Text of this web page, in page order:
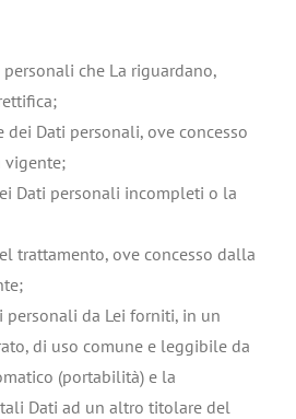
personali che La riguardano,
dei Dati personali, ove concesso
vigente;
Dati personali incompleti o la
trattamento, ove concesso dalla
personali da Lei forniti, in un
di uso comune e leggibile da
(portabilità) e la
Dati ad un altro titolare del